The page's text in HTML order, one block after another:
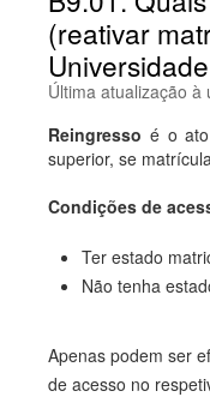
(reativar
Última atualização à
Reingresso é o
superior, se
Condições de
Ter estado
Não tenha
Apenas podem ser
de acesso no